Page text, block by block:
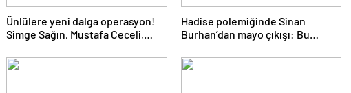
Ünlülere yeni dalga operasyon!
Simge Sağın, Mustafa Ceceli,
gözaltına alındı
Hadise polemiğinde Sinan
Burhan’dan mayo çıkışı: Bu